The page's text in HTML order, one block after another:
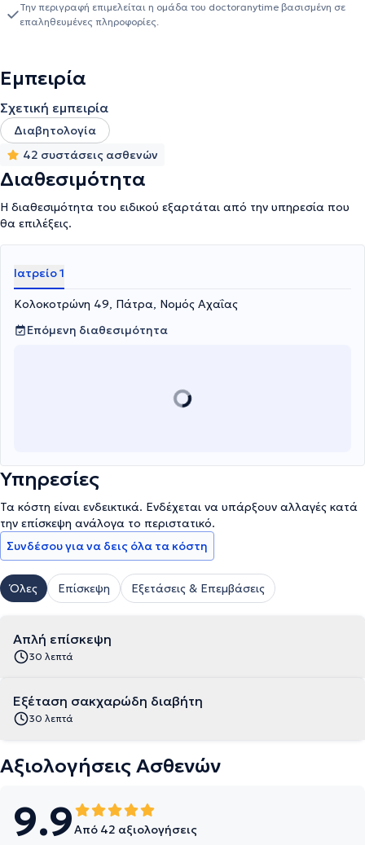
Την περιγραφή επιμελείται η ομάδα του doctoranytime βασισμένη σε
επαληθευμένες πληροφορίες.
Εμπειρία
Σχετική εμπειρία
Διαβητολογία
42 συστάσεις ασθενών
Διαθεσιμότητα
Η διαθεσιμότητα του ειδικού εξαρτάται από την υπηρεσία που
θα επιλέξεις.
Ιατρείο 1
Κολοκοτρώνη 49, Πάτρα, Νομός Αχαΐας
Επόμενη διαθεσιμότητα
Υπηρεσίες
Τα κόστη είναι ενδεικτικά. Ενδέχεται να υπάρξουν αλλαγές κατά
την επίσκεψη ανάλογα το περιστατικό.
Συνδέσου για να δεις όλα τα κόστη
Όλες Επίσκεψη Εξετάσεις & Επεμβάσεις
Απλή επίσκεψη
30 λεπτά
Εξέταση σακχαρώδη διαβήτη
30 λεπτά
Αξιολογήσεις Ασθενών
9.9Από 42 αξιολογήσεις